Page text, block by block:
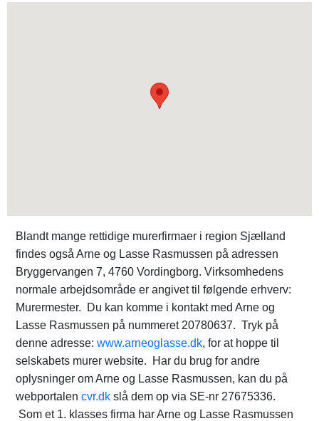
Blandt mange rettidige murerfirmaer i region Sjælland
findes også Arne og Lasse Rasmussen på adressen
Bryggervangen 7, 4760 Vordingborg. Virksomhedens
normale arbejdsområde er angivet til følgende erhverv:
Murermester. Du kan komme i kontakt med Arne og
Lasse Rasmussen på nummeret 20780637. Tryk på
denne adresse: www.arneoglasse.dk, for at hoppe til
selskabets murer website. Har du brug for andre
oplysninger om Arne og Lasse Rasmussen, kan du på
webportalen cvr.dk slå dem op via SE-nr 27675336.
Som et 1. klasses firma har Arne og Lasse Rasmussen